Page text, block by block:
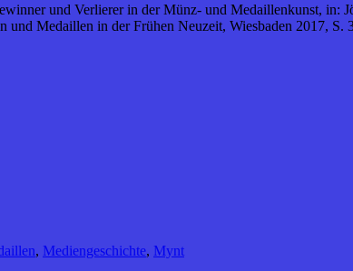
und Verlierer in der Münz- und Medaillenkunst, in:
Medaillen in der Frühen Neuzeit, Wiesbaden 2017, S.
, Mediengeschichte, Mynt